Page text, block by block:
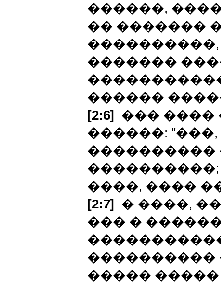
������,
�� �������
�������
������
[2:6] ��� ����
������:
����������
����, ����
[2:7] � ����,
��� �
����������
����� �����